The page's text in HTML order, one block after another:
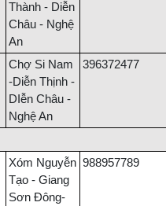
Thành - Diễn
Châu - Nghệ
An
Chợ Si Nam
-Diễn Thịnh -
DIễn Châu -
Nghệ An
396372477
Xóm Nguyễn
Tạo - Giang
Sơn Đông-
988957789